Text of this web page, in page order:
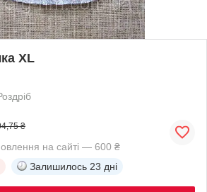
XL
₴
на сайті — 600 ₴
Залишилось 23 дні